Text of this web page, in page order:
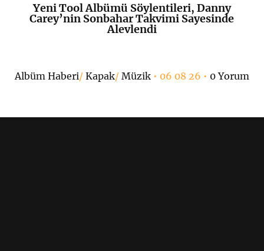
K+
Yeni Tool Albümü Söylentileri, Danny
Carey’nin Sonbahar Takvimi Sayesinde
Alevlendi
Albüm Haberi/ Kapak/ Müzik• 06 08 26 • 0 Yorum